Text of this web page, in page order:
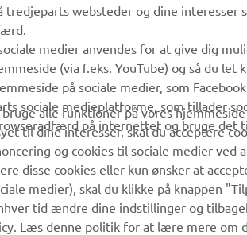
tredjeparts websteder og dine interesser
medier anvendes for at give dig
(via f.eks. YouTube) og så du let
på sociale medier, som
sociale medieplatforme, som tillader
på internettet og bruge det
alle funktioner på vores
til dine interesser, skal du acceptere
og cookies til sociale medier ved
disse cookies eller kun ønsker at
medier), skal du klikke på knappen
tid ændre dine indstillinger og
Læs denne politik for at lære mere om